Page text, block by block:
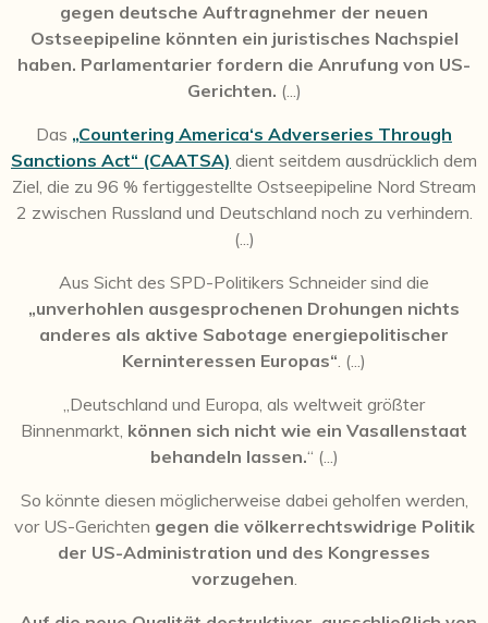
gegen deutsche Auftragnehmer der neuen
Ostseepipeline könnten ein juristisches Nachspiel
haben. Parlamentarier fordern die Anrufung von US-
Gerichten. (...)
Das „Countering America‘s Adverseries Through
Sanctions Act“ (CAATSA) dient seitdem ausdrücklich dem
Ziel, die zu 96 % fertiggestellte Ostseepipeline Nord Stream
2 zwischen Russland und Deutschland noch zu verhindern.
(...)
Aus Sicht des SPD-Politikers Schneider sind die
„unverhohlen ausgesprochenen Drohungen nichts
anderes als aktive Sabotage energiepolitischer
Kerninteressen Europas“. (...)
„Deutschland und Europa, als weltweit größter
Binnenmarkt, können sich nicht wie ein Vasallenstaat
behandeln lassen.“ (...)
So könnte diesen möglicherweise dabei geholfen werden,
vor US-Gerichten gegen die völkerrechtswidrige Politik
der US-Administration und des Kongresses
vorzugehen.